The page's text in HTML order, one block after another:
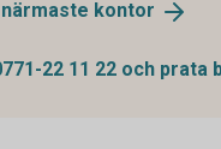
kontor
22 11 22 och prata